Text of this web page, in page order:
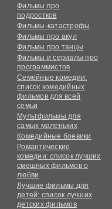
Фильмы про
подростков
Фильмы-катастрофы
Фильмы про акул
Фильмы про танцы
Фильмы и сериалы про
программистов
Семейные комедии:
список комедийных
фильмов для всей
семьи
Мультфильмы для
самых маленьких
Комедийные боевики
Романтические
комедии: список лучших
смешных фильмов о
любви
Лучшие фильмы для
детей: список лучших
детских фильмов